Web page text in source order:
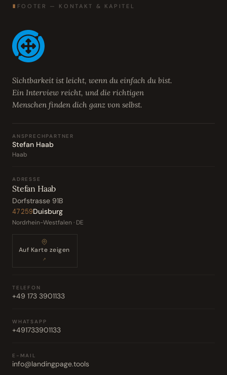
∎ FOOTER — KONTAKT & KAPITEL
Sichtbarkeit ist leicht, wenn du einfach du bist.
Ein Interview reicht, und die richtigen
Menschen finden dich ganz von selbst.
ANSPRECHPARTNER
Stefan Haab
Haab
ADRESSE
Stefan Haab
Dorfstrasse 91B
47259Duisburg
Nordrhein-Westfalen · DE
Auf Karte zeigen
↗
TELEFON
+49 173 3901133
WHATSAPP
+491733901133
E-MAIL
info@landingpage.tools